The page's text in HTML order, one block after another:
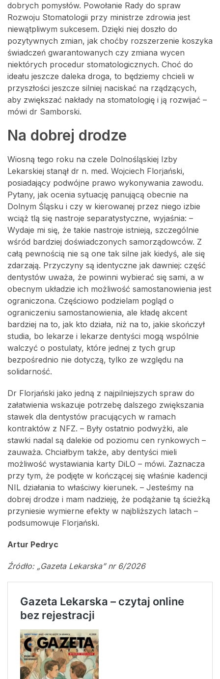
dobrych pomysłów. Powołanie Rady do spraw
Rozwoju Stomatologii przy ministrze zdrowia jest
niewątpliwym sukcesem. Dzięki niej doszło do
pozytywnych zmian, jak choćby rozszerzenie koszyka
świadczeń gwarantowanych czy zmiana wycen
niektórych procedur stomatologicznych. Choć do
ideału jeszcze daleka droga, to będziemy chcieli w
przyszłości jeszcze silniej naciskać na rządzących,
aby zwiększać nakłady na stomatologię i ją rozwijać –
mówi dr Samborski.
Na dobrej drodze
Wiosną tego roku na czele Dolnośląskiej Izby
Lekarskiej stanął dr n. med. Wojciech Florjański,
posiadający podwójne prawo wykonywania zawodu.
Pytany, jak ocenia sytuację panującą obecnie na
Dolnym Śląsku i czy w kierowanej przez niego izbie
wciąż tlą się nastroje separatystyczne, wyjaśnia: –
Wydaje mi się, że takie nastroje istnieją, szczególnie
wśród bardziej doświadczonych samorządowców. Z
całą pewnością nie są one tak silne jak kiedyś, ale się
zdarzają. Przyczyny są identyczne jak dawniej: część
dentystów uważa, że powinni wybierać się sami, a w
obecnym układzie ich możliwość samostanowienia jest
ograniczona. Częściowo podzielam pogląd o
ograniczeniu samostanowienia, ale kładę akcent
bardziej na to, jak kto działa, niż na to, jakie skończył
studia, bo lekarze i lekarze dentyści mogą wspólnie
walczyć o postulaty, które jednej z tych grup
bezpośrednio nie dotyczą, tylko ze względu na
solidarność.
Dr Florjański jako jedną z najpilniejszych spraw do
załatwienia wskazuje potrzebę dalszego zwiększania
stawek dla dentystów pracujących w ramach
kontraktów z NFZ. – Były ostatnio podwyżki, ale
stawki nadal są dalekie od poziomu cen rynkowych –
zauważa. Chciałbym także, aby dentyści mieli
możliwość wystawiania karty DiLO – mówi. Zaznacza
przy tym, że podjęte w kończącej się właśnie kadencji
NIL działania to właściwy kierunek. – Jesteśmy na
dobrej drodze i mam nadzieję, że podążanie tą ścieżką
przyniesie wymierne efekty w najbliższych latach –
podsumowuje Florjański.
Artur Pedryc
Źródło: „Gazeta Lekarska” nr 6/2026